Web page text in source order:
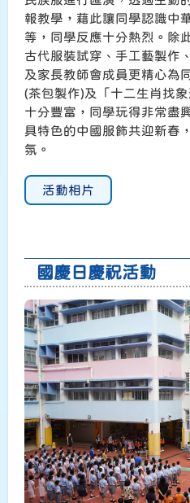
報教學，藉此讓同學認識中
等，同學反應十分熱烈。除
古代服裝試穿、手工藝製作
及家長教師會成員更精心為
(茶包製作)及「十二生肖找
十分豐富，同學玩得非常盡
具特色的中國服飾共迎新春
氛。
活動相片
國慶日慶祝活動